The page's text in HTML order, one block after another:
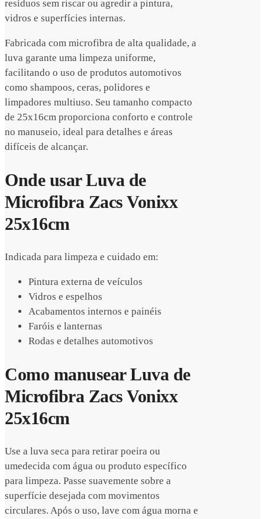
resíduos sem riscar ou agredir a pintura,
vidros e superfícies internas.
Fabricada com microfibra de alta qualidade, a
luva garante uma limpeza uniforme,
facilitando o uso de produtos automotivos
como shampoos, ceras, polidores e
limpadores multiuso. Seu tamanho compacto
de 25x16cm proporciona conforto e controle
no manuseio, ideal para detalhes e áreas
difíceis de alcançar.
Onde usar Luva de
Microfibra Zacs Vonixx
25x16cm
Indicada para limpeza e cuidado em:
Pintura externa de veículos
Vidros e espelhos
Acabamentos internos e painéis
Faróis e lanternas
Rodas e detalhes automotivos
Como manusear Luva de
Microfibra Zacs Vonixx
25x16cm
Use a luva seca para retirar poeira ou
umedecida com água ou produto específico
para limpeza. Passe suavemente sobre a
superfície desejada com movimentos
circulares. Após o uso, lave com água morna e